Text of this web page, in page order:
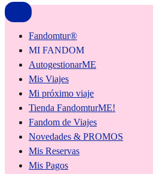
Fandomtur®
MI FANDOM
AutogestionarME
Mis Viajes
Mi próximo viaje
Tienda FandomturME!
Fandom de Viajes
Novedades & PROMOS
Mis Reservas
Mis Pagos